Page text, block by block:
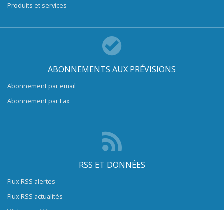
Produits et services
ABONNEMENTS AUX PRÉVISIONS
Abonnement par email
Abonnement par Fax
RSS ET DONNÉES
Flux RSS alertes
Flux RSS actualités